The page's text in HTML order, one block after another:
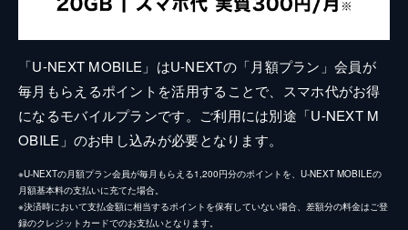
「U-NEXT MOBILE」はU-NEXTの「月額プラン」会員が
毎月もらえるポイントを活用することで、スマホ代がお得
になるモバイルプランです。ご利用には別途「U-NEXT M
OBILE」のお申し込みが必要となります。
※U-NEXTの月額プラン会員が毎月もらえる1,200円分のポイントを、U-NEXT MOBILEの
月額基本料の支払いに充てた場合。
※決済時において支払金額に相当するポイントを保有していない場合、差額分の料金はご登
録のクレジットカードでのお支払いとなります。